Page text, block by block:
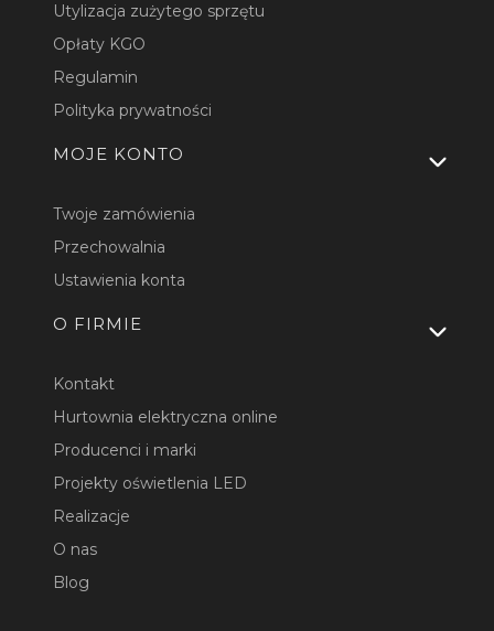
Utylizacja zużytego sprzętu
Opłaty KGO
Regulamin
Polityka prywatności
MOJE KONTO
Twoje zamówienia
Przechowalnia
Ustawienia konta
O FIRMIE
Kontakt
Hurtownia elektryczna online
Producenci i marki
Projekty oświetlenia LED
Realizacje
O nas
Blog